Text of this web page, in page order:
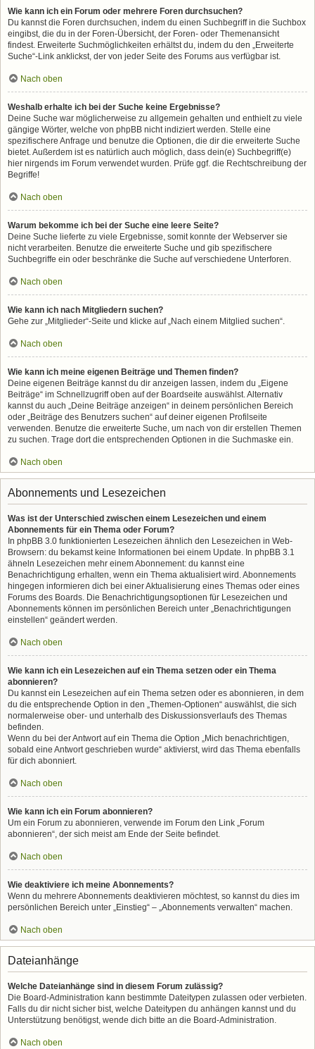
Wie kann ich ein Forum oder mehrere Foren durchsuchen?
Du kannst die Foren durchsuchen, indem du einen Suchbegriff in die Suchbox
eingibst, die du in der Foren-Übersicht, der Foren- oder Themenansicht
findest. Erweiterte Suchmöglichkeiten erhältst du, indem du den „Erweiterte
Suche“-Link anklickst, der von jeder Seite des Forums aus verfügbar ist.
Nach oben
Weshalb erhalte ich bei der Suche keine Ergebnisse?
Deine Suche war möglicherweise zu allgemein gehalten und enthielt zu viele
gängige Wörter, welche von phpBB nicht indiziert werden. Stelle eine
spezifischere Anfrage und benutze die Optionen, die dir die erweiterte Suche
bietet. Außerdem ist es natürlich auch möglich, dass dein(e) Suchbegriff(e)
hier nirgends im Forum verwendet wurden. Prüfe ggf. die Rechtschreibung der
Begriffe!
Nach oben
Warum bekomme ich bei der Suche eine leere Seite?
Deine Suche lieferte zu viele Ergebnisse, somit konnte der Webserver sie
nicht verarbeiten. Benutze die erweiterte Suche und gib spezifischere
Suchbegriffe ein oder beschränke die Suche auf verschiedene Unterforen.
Nach oben
Wie kann ich nach Mitgliedern suchen?
Gehe zur „Mitglieder“-Seite und klicke auf „Nach einem Mitglied suchen“.
Nach oben
Wie kann ich meine eigenen Beiträge und Themen finden?
Deine eigenen Beiträge kannst du dir anzeigen lassen, indem du „Eigene
Beiträge“ im Schnellzugriff oben auf der Boardseite auswählst. Alternativ
kannst du auch „Deine Beiträge anzeigen“ in deinem persönlichen Bereich
oder „Beiträge des Benutzers suchen“ auf deiner eigenen Profilseite
verwenden. Benutze die erweiterte Suche, um nach von dir erstellen Themen
zu suchen. Trage dort die entsprechenden Optionen in die Suchmaske ein.
Nach oben
Abonnements und Lesezeichen
Was ist der Unterschied zwischen einem Lesezeichen und einem
Abonnements für ein Thema oder Forum?
In phpBB 3.0 funktionierten Lesezeichen ähnlich den Lesezeichen in Web-
Browsern: du bekamst keine Informationen bei einem Update. In phpBB 3.1
ähneln Lesezeichen mehr einem Abonnement: du kannst eine
Benachrichtigung erhalten, wenn ein Thema aktualisiert wird. Abonnements
hingegen informieren dich bei einer Aktualisierung eines Themas oder eines
Forums des Boards. Die Benachrichtigungsoptionen für Lesezeichen und
Abonnements können im persönlichen Bereich unter „Benachrichtigungen
einstellen“ geändert werden.
Nach oben
Wie kann ich ein Lesezeichen auf ein Thema setzen oder ein Thema
abonnieren?
Du kannst ein Lesezeichen auf ein Thema setzen oder es abonnieren, in dem
du die entsprechende Option in den „Themen-Optionen“ auswählst, die sich
normalerweise ober- und unterhalb des Diskussionsverlaufs des Themas
befinden.
Wenn du bei der Antwort auf ein Thema die Option „Mich benachrichtigen,
sobald eine Antwort geschrieben wurde“ aktivierst, wird das Thema ebenfalls
für dich abonniert.
Nach oben
Wie kann ich ein Forum abonnieren?
Um ein Forum zu abonnieren, verwende im Forum den Link „Forum
abonnieren“, der sich meist am Ende der Seite befindet.
Nach oben
Wie deaktiviere ich meine Abonnements?
Wenn du mehrere Abonnements deaktivieren möchtest, so kannst du dies im
persönlichen Bereich unter „Einstieg“ – „Abonnements verwalten“ machen.
Nach oben
Dateianhänge
Welche Dateianhänge sind in diesem Forum zulässig?
Die Board-Administration kann bestimmte Dateitypen zulassen oder verbieten.
Falls du dir nicht sicher bist, welche Dateitypen du anhängen kannst und du
Unterstützung benötigst, wende dich bitte an die Board-Administration.
Nach oben